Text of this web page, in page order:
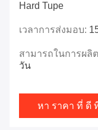
Hard Tupe
เวลาการส่งมอบ:
สามารถในการผลิ
วัน
หา ราคา ที่ ดี